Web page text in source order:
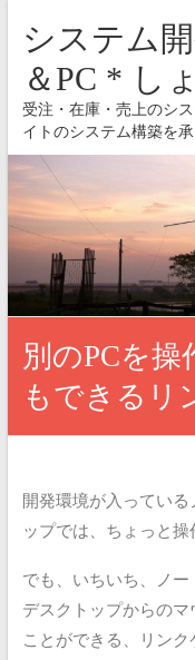
システム
＆PC * し
受注・在庫・売上のシ
イトのシステム構築を承
別のPCを
もできるリ
開発環境が入っている
ップでは、ちょっと操
でも、いちいち、ノー
デスクトップからのマ
ことができる、リンク